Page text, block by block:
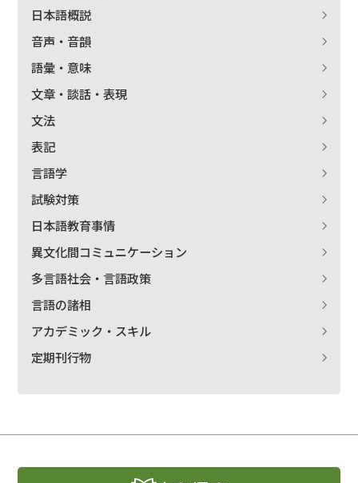
日本語概説
音声・音韻
語彙・意味
文章・談話・表現
文法
表記
言語学
試験対策
日本語教育事情
異文化間コミュニケーション
多言語社会・言語政策
言語の諸相
アカデミック・スキル
定期刊行物